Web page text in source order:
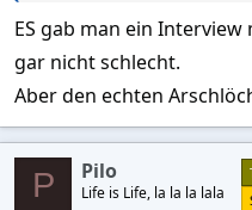
Handumdrehen
Altersversorgung streichen
ES gab man ein
gar nicht schlecht.
Aber den echten
P Pilo
Life is Life, la la la lala